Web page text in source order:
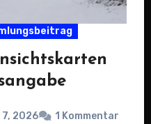
2026 1 Kommentar